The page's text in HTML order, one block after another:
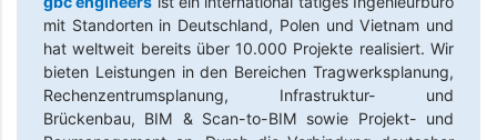
mit Standorten in Deutschland, Polen und Vietnam und
hat weltweit bereits über 10.000 Projekte realisiert. Wir
bieten Leistungen in den Bereichen Tragwerksplanung,
Rechenzentrumsplanung, Infrastruktur- und
Brückenbau, BIM & Scan-to-BIM sowie Projekt- und